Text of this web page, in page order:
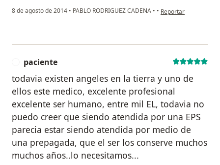
8 de agosto de 2014 • PABLO RODRIGUEZ CADENA • • en opinión del
Reportar
paciente
todavia existen angeles en la tierra y uno de
ellos este medico, excelente profesional
excelente ser humano, entre mil EL, todavia no
puedo creer que siendo atendida por una EPS
parecia estar siendo atendida por medio de
una prepagada, que el ser los conserve muchos
muchos años..lo necesitamos...